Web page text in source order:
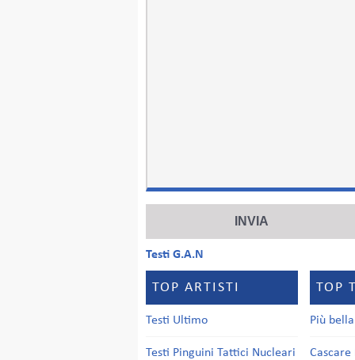
Testi G.A.N
TOP ARTISTI
Testi Ultimo
Testi Pinguini Tattici Nucleari
TOP
Più
Cascare